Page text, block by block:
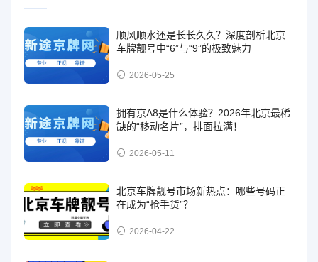
顺风顺水还是长长久久？深度剖析北京
车牌靓号中“6”与“9”的极致魅力
2026-05-25
拥有京A8是什么体验？2026年北京最稀
缺的“移动名片”，排面拉满！
2026-05-11
北京车牌靓号市场新热点：哪些号码正
在成为“抢手货”？
2026-04-22